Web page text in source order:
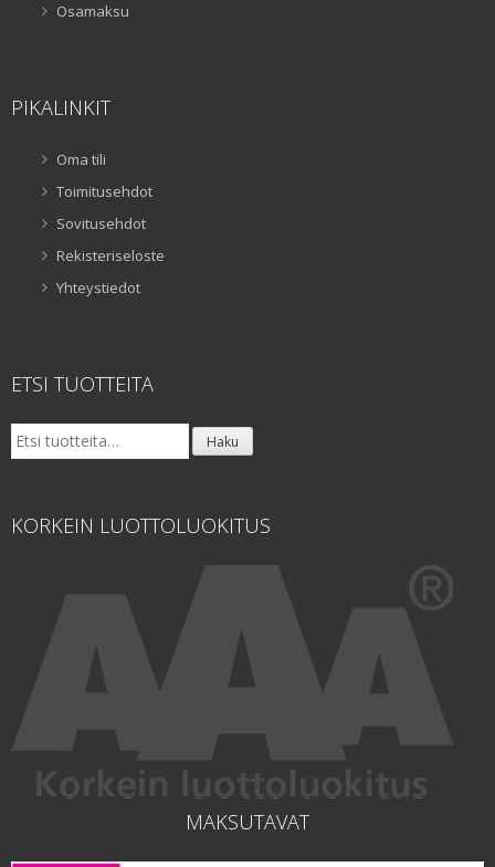
Osamaksu
PIKALINKIT
Oma tili
Toimitusehdot
Sovitusehdot
Rekisteriseloste
Yhteystiedot
ETSI TUOTTEITA
Etsi: Haku
KORKEIN LUOTTOLUOKITUS
MAKSUTAVAT